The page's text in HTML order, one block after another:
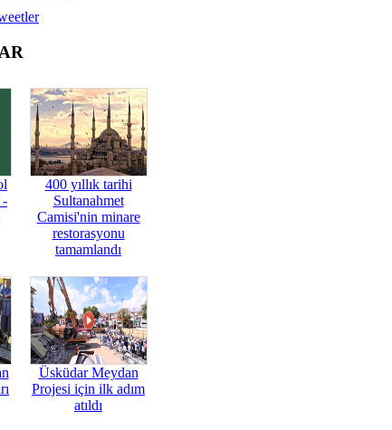
-
400 yıllık tarihi
Sultanahmet
Camisi'nin minare
restorasyonu
tamamlandı
Üsküdar Meydan
Projesi için ilk adım
atıldı